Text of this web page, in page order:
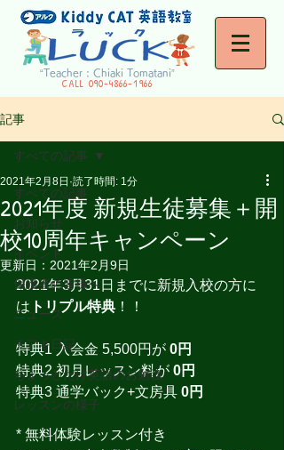
“Teacher : Chiaki Tomatani”
CALL 090-4866-1966
記事
すべての記事
お知らせ
イベント
保護者の皆様へ
ニュース
チアキ日記
ちょっとだけ英語のお勉強
レッスンの様子
すべての記事
2021年度 新規生徒募集＋開
校10周年キャンペーン
2021年2月8日 読了時間: 1分
更新日： 2021年2月9日
2021年3月31日までに新規入校の方に
は トリプル特典 ！！
特典1 入会金 5,500円が 0円
特典2 初月レッスン料が 0円
特典3 通学バック+文房具 0円
* 無料体験レッスン付き